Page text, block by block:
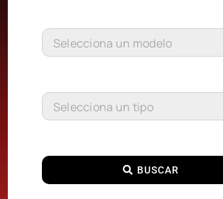
Selecciona un modelo
Selecciona un tipo
BUSCAR